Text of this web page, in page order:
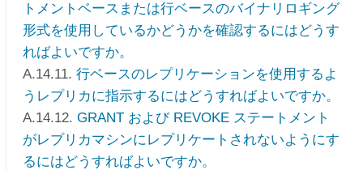
トメントベースまたは行ベースのバイナリロギング
形式を使用しているかどうかを確認するにはどうす
ればよいですか。
A.14.11. 行ベースのレプリケーションを使用するよ
うレプリカに指示するにはどうすればよいですか。
A.14.12. GRANT および REVOKE ステートメント
がレプリカマシンにレプリケートされないようにす
るにはどうすればよいですか。